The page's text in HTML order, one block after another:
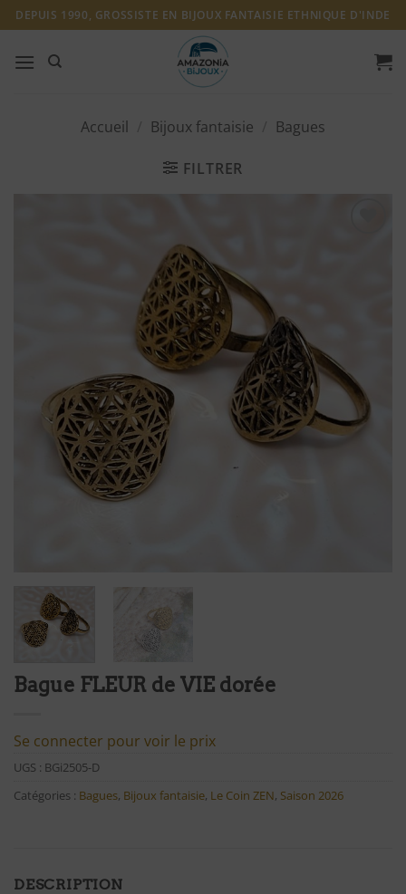
Passer
au
contenu
DEPUIS 1990, GROSSISTE EN BIJOUX FANTAISIE ETHNIQUE D'INDE
Accueil Bijoux fantaisie Bagues
FILTRER
Bague FLEUR de VIE dorée
Se connecter pour voir le prix
UGS : BGi2505-D
Catégories : Bagues, Bijoux fantaisie, Le Coin ZEN, Saison 2026
DESCRIPTION